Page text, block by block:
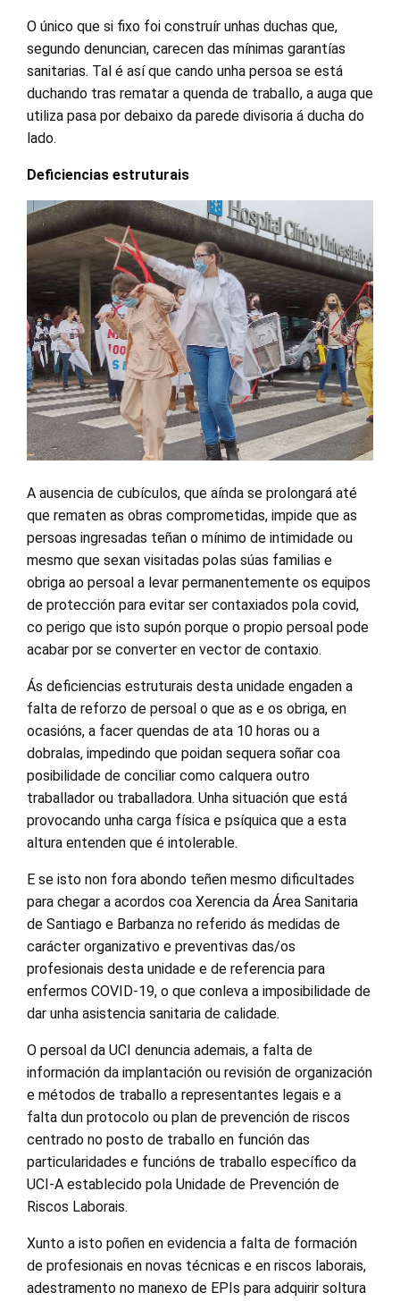
O único que si fixo foi construír unhas duchas que,
segundo denuncian, carecen das mínimas garantías
sanitarias. Tal é así que cando unha persoa se está
duchando tras rematar a quenda de traballo, a auga que
utiliza pasa por debaixo da parede divisoria á ducha do
lado.
Deficiencias estruturais
A ausencia de cubículos, que aínda se prolongará até
que rematen as obras comprometidas, impide que as
persoas ingresadas teñan o mínimo de intimidade ou
mesmo que sexan visitadas polas súas familias e
obriga ao persoal a levar permanentemente os equipos
de protección para evitar ser contaxiados pola covid,
co perigo que isto supón porque o propio persoal pode
acabar por se converter en vector de contaxio.
Ás deficiencias estruturais desta unidade engaden a
falta de reforzo de persoal o que as e os obriga, en
ocasións, a facer quendas de ata 10 horas ou a
dobralas, impedindo que poidan sequera soñar coa
posibilidade de conciliar como calquera outro
traballador ou traballadora. Unha situación que está
provocando unha carga física e psíquica que a esta
altura entenden que é intolerable.
E se isto non fora abondo teñen mesmo dificultades
para chegar a acordos coa Xerencia da Área Sanitaria
de Santiago e Barbanza no referido ás medidas de
carácter organizativo e preventivas das/os
profesionais desta unidade e de referencia para
enfermos COVID-19, o que conleva a imposibilidade de
dar unha asistencia sanitaria de calidade.
O persoal da UCI denuncia ademais, a falta de
información da implantación ou revisión de organización
e métodos de traballo a representantes legais e a
falta dun protocolo ou plan de prevención de riscos
centrado no posto de traballo en función das
particularidades e funcións de traballo específico da
UCI-A establecido pola Unidade de Prevención de
Riscos Laborais.
Xunto a isto poñen en evidencia a falta de formación
de profesionais en novas técnicas e en riscos laborais,
adestramento no manexo de EPIs para adquirir soltura